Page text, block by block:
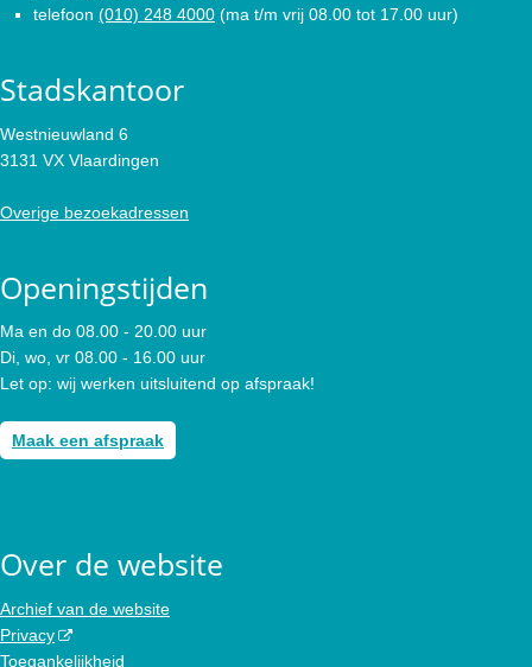
telefoon (010) 248 4000 (ma t/m vrij 08.00 tot 17.00 uur)
Stadskantoor
Westnieuwland 6
3131 VX Vlaardingen
Overige bezoekadressen
Openingstijden
Ma en do 08.00 - 20.00 uur
Di, wo, vr 08.00 - 16.00 uur
Let op: wij werken uitsluitend op afspraak!
Maak een afspraak
Over de website
Archief van de website
Privacy
Toegankelijkheid